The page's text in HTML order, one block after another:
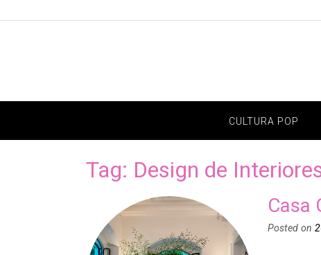
to
CULTURA POP
Tag: Design de
Casa
Posted on